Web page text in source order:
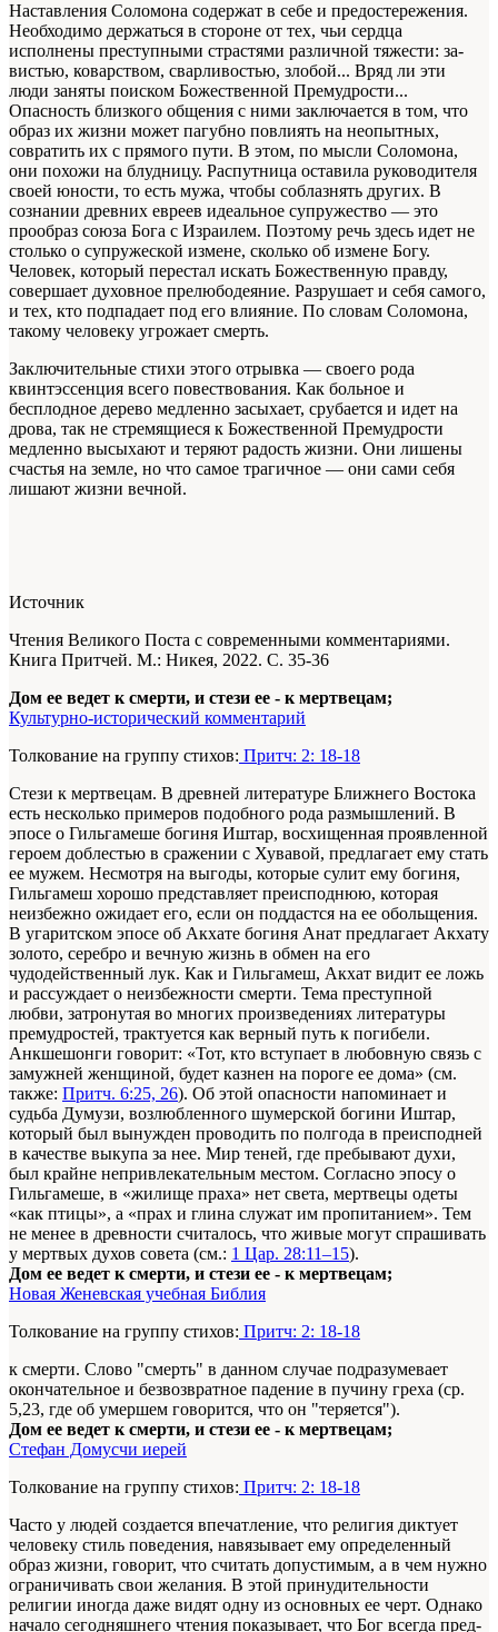
Наставления Соломона содержат в себе и предостережения.
Необходимо держаться в стороне от тех, чьи сердца
исполнены пре­ступными страстями различной тяжести: за­
вистью, коварством, сварливостью, злобой... Вряд ли эти
люди заняты поиском Божествен­ной Премудрости...
Опасность близкого обще­ния с ними заключается в том, что
образ их жизни может пагубно повлиять на неопытных,
совратить их с прямого пути. В этом, по мыс­ли Соломона,
они похожи на блудницу. Распут­ница оставила руководителя
своей юности, то есть мужа, чтобы соблазнять других. В
созна­нии древних евреев идеальное супружество — это
прообраз союза Бога с Израилем. Поэто­му речь здесь идет не
столько о супружеской измене, сколько об измене Богу.
Человек, ко­торый перестал искать Божественную правду,
совершает духовное прелюбодеяние. Разруша­ет и себя самого,
и тех, кто подпадает под его влияние. По словам Соломона,
такому челове­ку угрожает смерть.
Заключительные стихи этого отрывка — своего рода
квинтэссенция всего повествова­ния. Как больное и
бесплодное дерево мед­ленно засыхает, срубается и идет на
дрова, так не стремящиеся к Божественной Премудрости
медленно высыхают и теряют радость жиз­ни. Они лишены
счастья на земле, но что са­мое трагичное — они сами себя
лишают жиз­ни вечной.
Источник
Чтения Великого Поста с современными комментариями.
Книга Притчей. М.: Никея, 2022. С. 35-36
Дом ее ведет к смерти, и стези ее - к мертвецам;
Культурно-исторический комментарий
Толкование на группу стихов: Притч: 2: 18-18
Стези к мертвецам. В древней литературе Ближнего Востока
есть несколько примеров подобного рода размышлений. В
эпосе о Гильгамеше богиня Иштар, восхищенная проявленной
героем доблестью в сражении с Хувавой, предлагает ему стать
ее мужем. Несмотря на выгоды, которые сулит ему богиня,
Гильгамеш хорошо представляет преисподнюю, которая
неизбежно ожидает его, если он поддастся на ее обольщения.
В угаритском эпосе об Акхате богиня Анат предлагает Акхату
золото, серебро и вечную жизнь в обмен на его
чудодейственный лук. Как и Гильгамеш, Акхат видит ее ложь
и рассуждает о неизбежности смерти. Тема преступной
любви, затронутая во многих произведениях литературы
премудростей, трактуется как верный путь к погибели.
Анкшешонги говорит: «Тот, кто вступает в любовную связь с
замужней женщиной, будет казнен на пороге ее дома» (см.
также: Притч. 6:25, 26). Об этой опасности напоминает и
судьба Думузи, возлюбленного шумерской богини Иштар,
который был вынужден проводить по полгода в преисподней
в качестве выкупа за нее. Мир теней, где пребывают духи,
был крайне непривлекательным местом. Согласно эпосу о
Гильгамеше, в «жилище праха» нет света, мертвецы одеты
«как птицы», а «прах и глина служат им пропитанием». Тем
не менее в древности считалось, что живые могут спрашивать
у мертвых духов совета (см.: 1 Цар. 28:11–15).
Дом ее ведет к смерти, и стези ее - к мертвецам;
Новая Женевская учебная Библия
Толкование на группу стихов: Притч: 2: 18-18
к смерти. Слово "смерть" в данном случае подразумевает
окончательное и безвозвратное падение в пучину греха (ср.
5,23, где об умершем говорится, что он "теряется").
Дом ее ведет к смерти, и стези ее - к мертвецам;
Стефан Домусчи иерей
Толкование на группу стихов: Притч: 2: 18-18
Часто у людей создается впечатление, что ре­лигия диктует
человеку стиль поведения, на­вязывает ему определенный
образ жизни, го­ворит, что считать допустимым, а в чем нужно
ограничивать свои желания. В этой принуди­тельности
религии иногда даже видят одну из основных ее черт. Однако
начало сегодня­шнего чтения показывает, что Бог всегда пред­